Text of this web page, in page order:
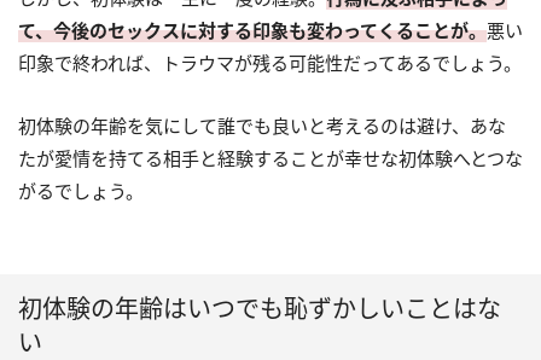
て、今後のセックスに対する印象も変わってくることが。悪い
印象で終われば、トラウマが残る可能性だってあるでしょう。
初体験の年齢を気にして誰でも良いと考えるのは避け、あな
たが愛情を持てる相手と経験することが幸せな初体験へとつな
がるでしょう。
初体験の年齢はいつでも恥ずかしいことはな
い